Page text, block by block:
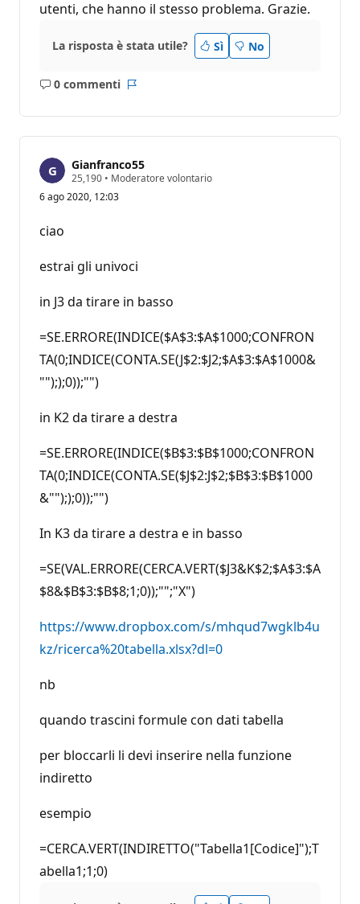
utenti, che hanno il stesso problema. Grazie.
La risposta è stata utile? Sì No
0 commenti
Nessun
Report
Gianfranco55
25,190 P
n
r
e
u
t
z
i
o
• Moderatore volontario
6 ago 2020, 12:03
ciao
estrai gli univoci
in J3 da tirare in basso
=SE.ERRORE(INDICE($A$3:$A$1000;CONFRON
TA(0;INDICE(CONTA.SE(J$2:$J2;$A$3:$A$1000&
""););0));"")
in K2 da tirare a destra
=SE.ERRORE(INDICE($B$3:$B$1000;CONFRON
TA(0;INDICE(CONTA.SE($J$2:J$2;$B$3:$B$1000
&""););0));"")
In K3 da tirare a destra e in basso
=SE(VAL.ERRORE(CERCA.VERT($J3&K$2;$A$3:$A
$8&$B$3:$B$8;1;0));"";"X")
https://www.dropbox.com/s/mhqud7wgklb4u
kz/ricerca%20tabella.xlsx?dl=0
nb
quando trascini formule con dati tabella
per bloccarli li devi inserire nella funzione
indiretto
esempio
=CERCA.VERT(INDIRETTO("Tabella1[Codice]");T
abella1;1;0)